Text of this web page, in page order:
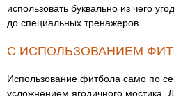
использовать буквально из чего
до специальных тренажеров.
С ИСПОЛЬЗОВАНИЕМ
Использование фитбола само по
усложнением ягодичного мостика.